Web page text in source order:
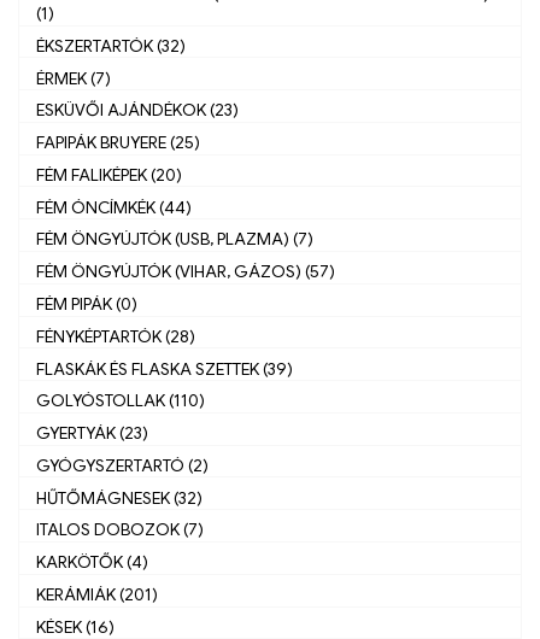
(1)
ÉKSZERTARTÓK (32)
ÉRMEK (7)
ESKÜVŐI AJÁNDÉKOK (23)
FAPIPÁK BRUYERE (25)
FÉM FALIKÉPEK (20)
FÉM ÓNCÍMKÉK (44)
FÉM ÖNGYÚJTÓK (USB, PLAZMA) (7)
FÉM ÖNGYÚJTÓK (VIHAR, GÁZOS) (57)
FÉM PIPÁK (0)
FÉNYKÉPTARTÓK (28)
FLASKÁK ÉS FLASKA SZETTEK (39)
GOLYÓSTOLLAK (110)
GYERTYÁK (23)
GYÓGYSZERTARTÓ (2)
HŰTŐMÁGNESEK (32)
ITALOS DOBOZOK (7)
KARKÖTŐK (4)
KERÁMIÁK (201)
KÉSEK (16)